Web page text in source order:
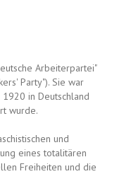
Arbeiterpartei"
Party"). Sie war
in Deutschland
wurde.
und
eines totalitären
Freiheiten und die